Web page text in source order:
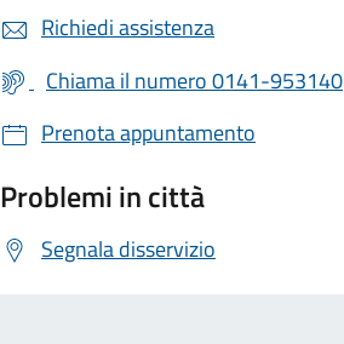
Richiedi assistenza
Chiama il numero 0141-953140
Prenota appuntamento
Problemi in città
Segnala disservizio